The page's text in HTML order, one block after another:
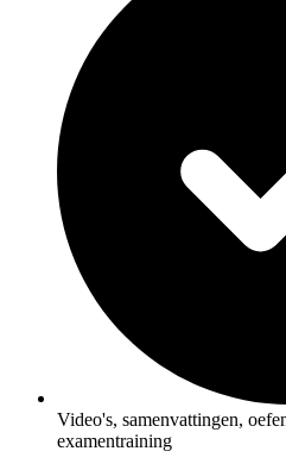
Video's, samenvattingen,
examentraining